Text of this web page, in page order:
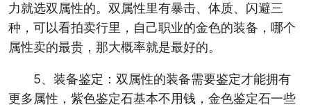
力就选双属性的。双属性里有暴击、体质、闪避三
种，可以看拍卖行里，自己职业的金色的装备，哪个
属性卖的最贵，那大概率就是最好的。
5、装备鉴定：双属性的装备需要鉴定才能拥有
更多属性，紫色鉴定石基本不用钱，金色鉴定石一些